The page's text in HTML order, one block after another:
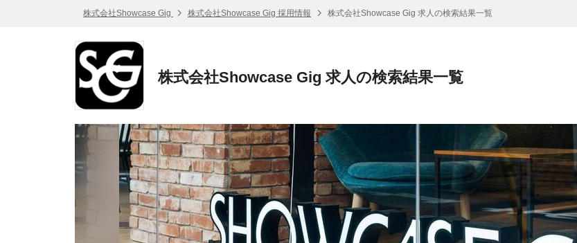
株式会社Showcase Gig 株式会社Showcase Gig 採用情報 株式会社Showcase Gig 求人の検索結果一覧
株式会社Showcase Gig 求人の検索結果一覧